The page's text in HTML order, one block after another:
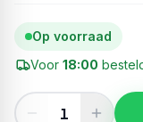
Op voorraad
Voor 18:00